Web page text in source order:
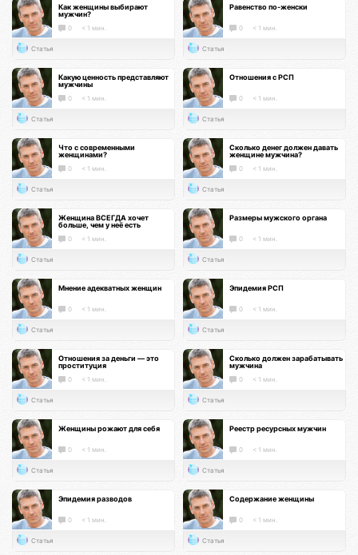
Как женщины выбирают
мужчин?
0 < 1 мин.
Статья
Равенство по-женски
0 < 1 мин.
Статья
Какую ценность представляют
мужчины
0 < 1 мин.
Статья
Отношения с РСП
0 < 1 мин.
Статья
Что с современными
женщинами?
0 < 1 мин.
Статья
Сколько денег должен давать
женщине мужчина?
0 < 1 мин.
Статья
Женщина ВСЕГДА хочет
больше, чем у неё есть
0 < 1 мин.
Статья
Размеры мужского органа
0 < 1 мин.
Статья
Мнение адекватных женщин
0 < 1 мин.
Статья
Эпидемия РСП
0 < 1 мин.
Статья
Отношения за деньги — это
проституция
0 < 1 мин.
Статья
Сколько должен зарабатывать
мужчина
0 < 1 мин.
Статья
Женщины рожают для себя
0 < 1 мин.
Статья
Реестр ресурсных мужчин
0 < 1 мин.
Статья
Эпидемия разводов
0 < 1 мин.
Статья
Содержание женщины
0 < 1 мин.
Статья